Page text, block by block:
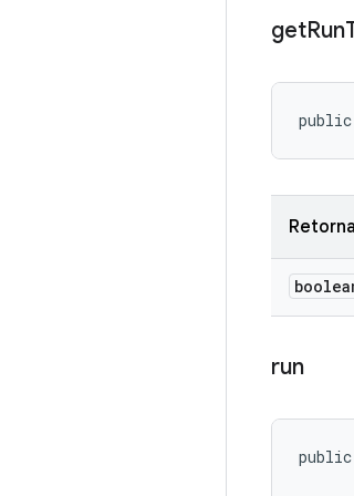
getRun
public
Retorna
run